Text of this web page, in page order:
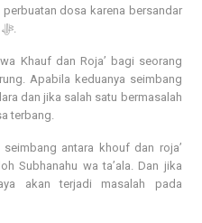
Khauf dan Roja’ bagi seorang
Apabila keduanya seimbang
dan jika salah satu bermasalah
terbang.
antara khouf dan roja’
Subhanahu wa ta’ala. Dan jika
akan terjadi masalah pada